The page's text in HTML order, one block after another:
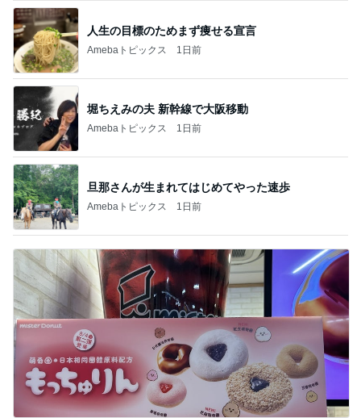
人生の目標のためまず痩せる宣言
Amebaトピックス 1日前
堀ちえみの夫 新幹線で大阪移動
Amebaトピックス 1日前
旦那さんが生まれてはじめてやった速歩
Amebaトピックス 1日前